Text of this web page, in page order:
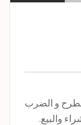
و الضرب
والبيع.